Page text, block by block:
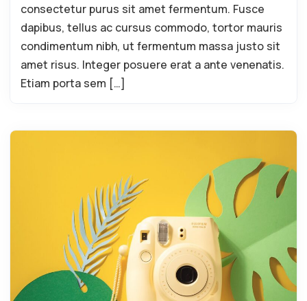
consectetur purus sit amet fermentum. Fusce
dapibus, tellus ac cursus commodo, tortor mauris
condimentum nibh, ut fermentum massa justo sit
amet risus. Integer posuere erat a ante venenatis.
Etiam porta sem […]